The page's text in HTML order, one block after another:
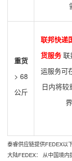
重货
> 68
公斤
联邦快递
货服务 联
运服务可
日内将较
泰睿供应链提供FEDEX以
大陆FEDEX： 从中国境内